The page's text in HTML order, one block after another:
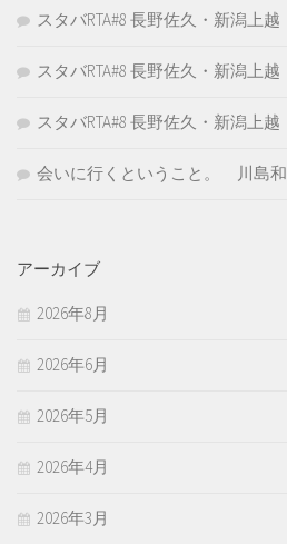
スタバRTA#8 長野佐久・新潟上
スタバRTA#8 長野佐久・新潟上
スタバRTA#8 長野佐久・新潟上
会いに行くということ。 川島
アーカイブ
2026年8月
2026年6月
2026年5月
2026年4月
2026年3月